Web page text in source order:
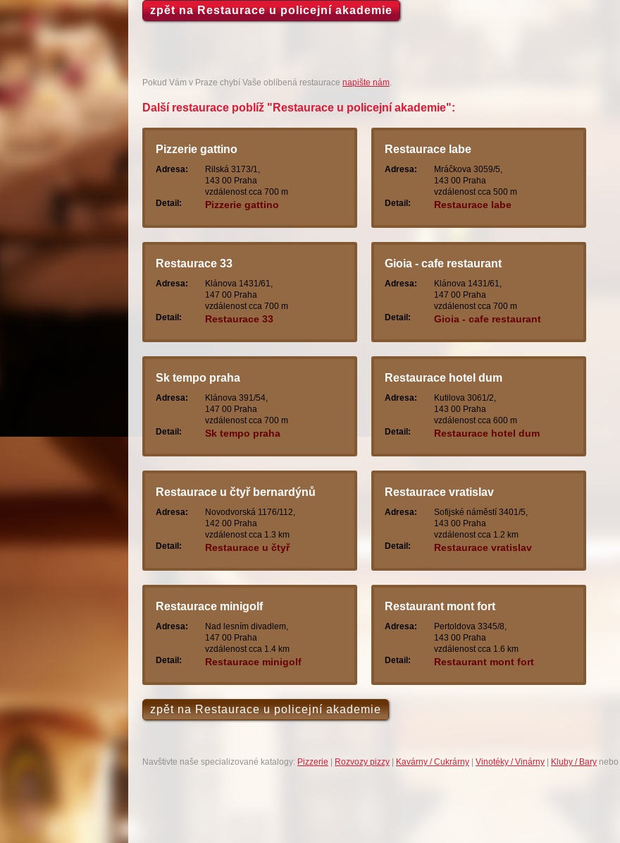
zpět na Restaurace u policejní akademie
Pokud Vám v Praze chybí Vaše oblíbená restaurace napište nám.
Další restaurace poblíž "Restaurace u policejní akademie":
Pizzerie gattino
Adresa:
Rilská 3173/1,
143 00 Praha
vzdálenost cca 700 m
Detail:
Pizzerie gattino
Restaurace labe
Adresa:
Mráčkova 3059/5,
143 00 Praha
vzdálenost cca 500 m
Detail:
Restaurace labe
Restaurace 33
Adresa:
Klánova 1431/61,
147 00 Praha
vzdálenost cca 700 m
Detail:
Restaurace 33
Gioia - cafe restaurant
Adresa:
Klánova 1431/61,
147 00 Praha
vzdálenost cca 700 m
Detail:
Gioia - cafe restaurant
Sk tempo praha
Adresa:
Klánova 391/54,
147 00 Praha
vzdálenost cca 700 m
Detail:
Sk tempo praha
Restaurace hotel dum
Adresa:
Kutilova 3061/2,
143 00 Praha
vzdálenost cca 600 m
Detail:
Restaurace hotel dum
Restaurace u čtyř bernardýnů
Adresa:
Novodvorská 1176/112,
142 00 Praha
vzdálenost cca 1.3 km
Detail:
Restaurace u čtyř
Restaurace vratislav
Adresa:
Sofijské náměstí 3401/5,
143 00 Praha
vzdálenost cca 1.2 km
Detail:
Restaurace vratislav
Restaurace minigolf
Adresa:
Nad lesním divadlem,
147 00 Praha
vzdálenost cca 1.4 km
Detail:
Restaurace minigolf
Restaurant mont fort
Adresa:
Pertoldova 3345/8,
143 00 Praha
vzdálenost cca 1.6 km
Detail:
Restaurant mont fort
zpět na Restaurace u policejní akademie
Navštivte naše specializované katalogy: Pizzerie Rozvozy pizzy Kavárny / Cukrárny Vinotéky / Vinárny Kluby / Bary nebo